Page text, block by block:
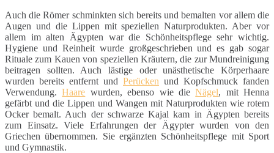
Auch die Römer schminkten sich bereits und bemalten vor allem die
Augen und die Lippen mit speziellen Naturprodukten. Aber vor
allem im alten Ägypten war die Schönheitspflege sehr wichtig.
Hygiene und Reinheit wurde großgeschrieben und es gab sogar
Rituale zum Kauen von speziellen Kräutern, die zur Mundreinigung
beitragen sollten. Auch lästige oder unästhetische Körperhaare
wurden bereits entfernt und Perücken und Kopfschmuck fanden
Verwendung.Haare wurden, ebenso wie dieNägel, mit Henna
gefärbt und die Lippen und Wangen mit Naturprodukten wie rotem
Ocker bemalt. Auch der schwarze Kajal kam in Ägypten bereits
zum Einsatz. Viele Erfahrungen der Ägypter wurden von den
Griechen übernommen. Sie ergänzten Schönheitspflege mit Sport
und Gymnastik.